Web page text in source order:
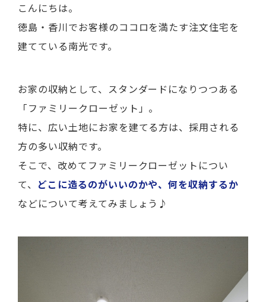
こんにちは。
徳島・香川でお客様のココロを満たす注文住宅を
建てている南光です。
お家の収納として、スタンダードになりつつある
「ファミリークローゼット」 。
特に、広い土地にお家を建てる方は、採用される
方の多い収納です。
そこで、改めてファミリークローゼットについ
て、 どこに造るのがいいのかや、何を収納するか
などについて考えてみましょう♪